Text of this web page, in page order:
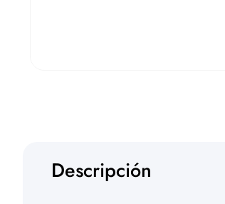
Descripción